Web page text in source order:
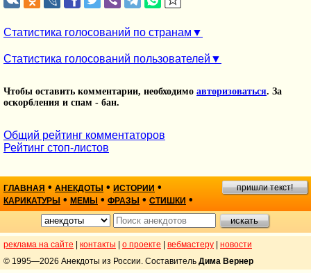
Статистика голосований по странам
Статистика голосований пользователей
Чтобы оставить комментарии, необходимо авторизоваться. За
оскорбления и спам - бан.
Общий рейтинг комментаторов
Рейтинг стоп-листов
ГЛАВНАЯ • АНЕКДОТЫ • ИСТОРИИ •
КАРИКАТУРЫ • МЕМЫ • ФРАЗЫ • СТИШКИ •
пришли текст!
реклама на сайте контакты о проекте вебмастеру
новости
© 1995—2026 Анекдоты из России. Составитель Дима Вернер